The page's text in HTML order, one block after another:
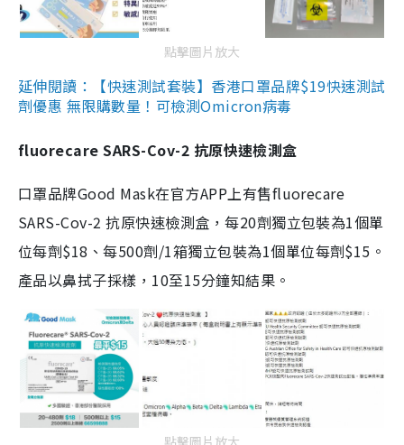
點擊圖片放大
延伸閱讀：【快速測試套裝】香港口罩品牌$19快速測試
劑優惠 無限購數量！可檢測Omicron病毒
fluorecare SARS-Cov-2 抗原快速檢測盒
口罩品牌Good Mask在官方APP上有售fluorecare
SARS-Cov-2 抗原快速檢測盒，每20劑獨立包裝為1個單
位每劑$18、每500劑/1箱獨立包裝為1個單位每劑$15。
產品以鼻拭子採樣，10至15分鐘知結果。
點擊圖片放大